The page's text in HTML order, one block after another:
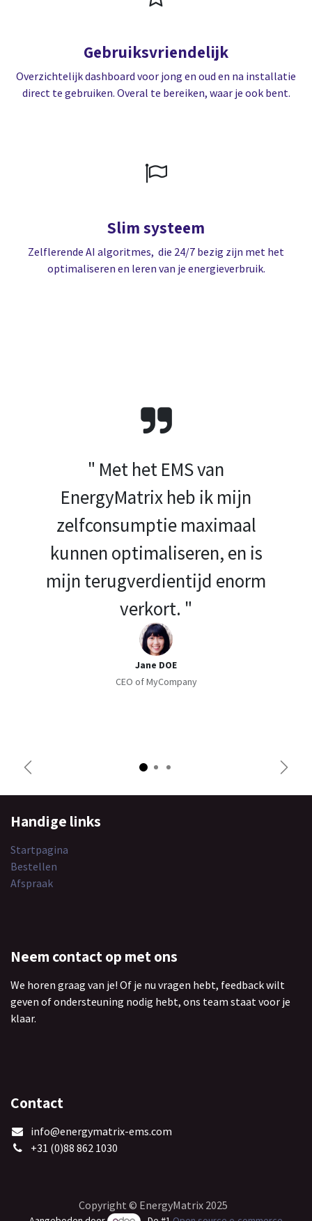
Gebruiksvriendelijk
Overzichtelijk dashboard voor jong en oud en na installatie
direct te gebruiken. Overal te bereiken, waar je ook bent.
Slim systeem
Zelflerende AI algoritmes, die 24/7 bezig zijn met het
optimaliseren en leren van je energieverbruik.
" Met het EMS van
EnergyMatrix heb ik mijn
zelfconsumptie maximaal
kunnen optimaliseren, en is
mijn terugverdientijd enorm
verkort. "
Jane DOE
CEO of MyCompany
Previous Next
Handige links
Startpagina
Bestellen
Afspraak
Neem contact op met ons
We horen graag van je! Of je nu vragen hebt, feedback wilt
geven of ondersteuning nodig hebt, ons team staat voor je
klaar.
Contact
info@energymatrix-ems.com
+31 (0)88 862 1030
Copyright © EnergyMatrix 2025